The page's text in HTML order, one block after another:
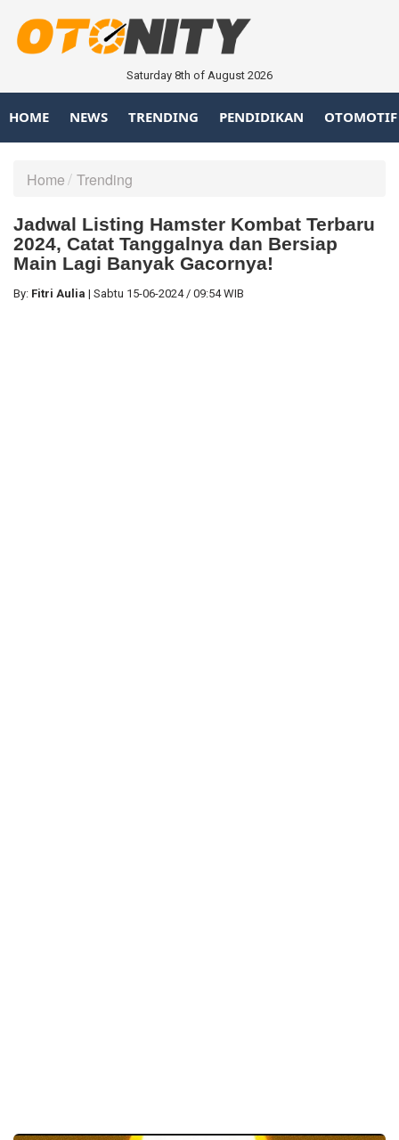
Saturday 8th of August 2026
HOME NEWS TRENDING PENDIDIKAN OTOMOTIF
Home Trending
Jadwal Listing Hamster Kombat Terbaru
2024, Catat Tanggalnya dan Bersiap
Main Lagi Banyak Gacornya!
By: Fitri Aulia | Sabtu 15-06-2024 / 09:54 WIB